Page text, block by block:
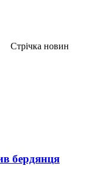
Стрічка новин
бердянця